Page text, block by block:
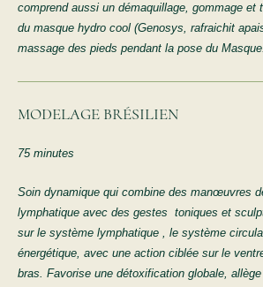
comprend aussi un démaquillage, gommage et
du masque hydro cool (Genosys, rafraichit
massage des pieds pendant la pose du Masque.
MODELAGE BRÉSILIEN
75 minutes
Soin dynamique qui combine des manœuvres
lymphatique avec des gestes toniques et
sur le système lymphatique , le système
énergétique, avec une action ciblée sur le
bras. Favorise une détoxification globale,